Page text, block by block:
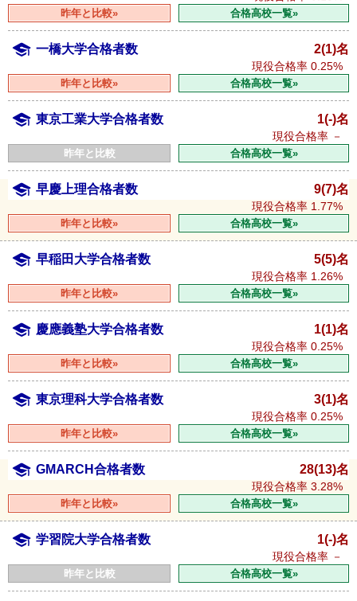
昨年と比較» 合格高校一覧»
一橋大学合格者数 2(1)名
現役合格率 0.25%
昨年と比較» 合格高校一覧»
東京工業大学合格者数 1(-)名
現役合格率 －
昨年と比較 合格高校一覧»
早慶上理合格者数 9(7)名
現役合格率 1.77%
昨年と比較» 合格高校一覧»
早稲田大学合格者数 5(5)名
現役合格率 1.26%
昨年と比較» 合格高校一覧»
慶應義塾大学合格者数 1(1)名
現役合格率 0.25%
昨年と比較» 合格高校一覧»
東京理科大学合格者数 3(1)名
現役合格率 0.25%
昨年と比較» 合格高校一覧»
GMARCH合格者数 28(13)名
現役合格率 3.28%
昨年と比較» 合格高校一覧»
学習院大学合格者数 1(-)名
現役合格率 －
昨年と比較 合格高校一覧»